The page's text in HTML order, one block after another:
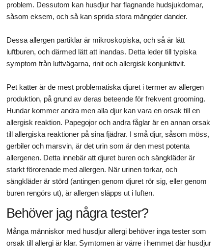
problem. Dessutom kan husdjur har flagnande hudsjukdomar,
såsom eksem, och så kan sprida stora mängder dander.
Dessa allergen partiklar är mikroskopiska, och så är lätt
luftburen, och därmed lätt att inandas. Detta leder till typiska
symptom från luftvägarna, rinit och allergisk konjunktivit.
Pet katter är de mest problematiska djuret i termer av allergen
produktion, på grund av deras beteende för frekvent grooming.
Hundar kommer andra men alla djur kan vara en orsak till en
allergisk reaktion. Papegojor och andra fåglar är en annan orsak
till allergiska reaktioner på sina fjädrar. I små djur, såsom möss,
gerbiler och marsvin, är det urin som är den mest potenta
allergenen. Detta innebär att djuret buren och sängkläder är
starkt förorenade med allergen. När urinen torkar, och
sängkläder är störd (antingen genom djuret rör sig, eller genom
buren rengörs ut), är allergen släpps ut i luften.
Behöver jag några tester?
Många människor med husdjur allergi behöver inga tester som
orsak till allergi är klar. Symtomen är värre i hemmet där husdjur